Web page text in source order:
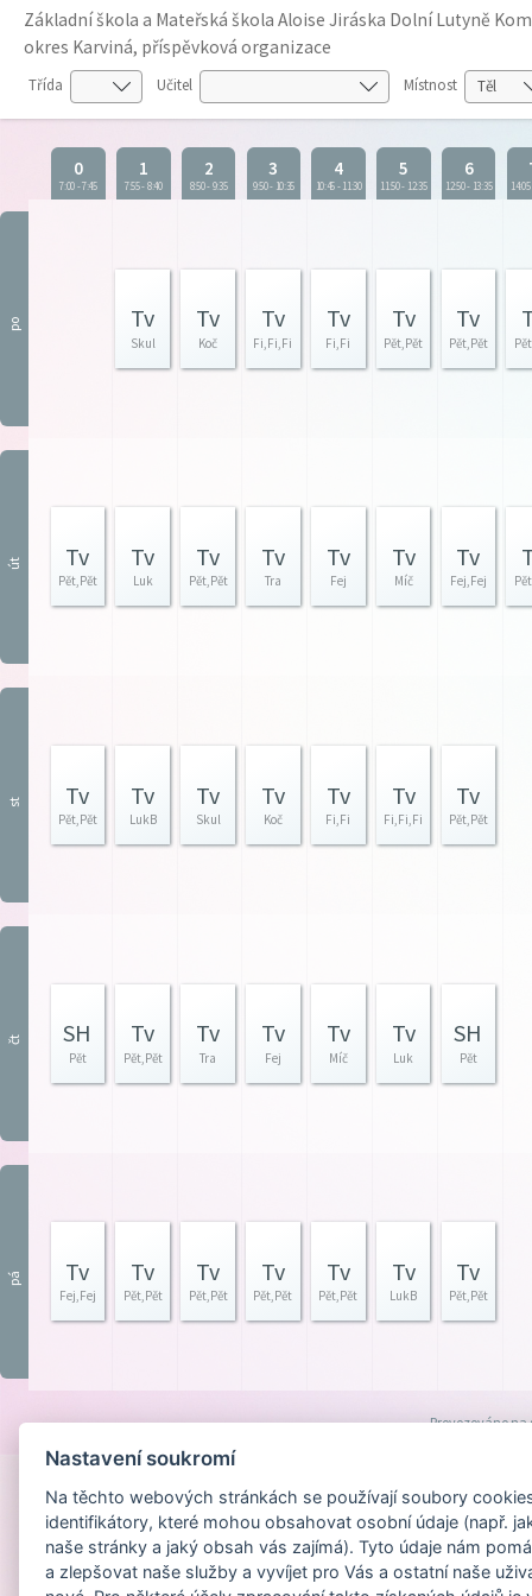
Základní škola a Mateřská škola Aloise Jiráska Dolní Lutyně
okres Karviná, příspěvková organizace
Třída Učitel Místnost
0
7:00-7:45
1
7:55-8:40
2
8:50-9:35
3
9:50- 10:35
4
10:45-11:30
5
11:50- 12:35
6
12:50- 13:35 14:05
po Tv
Skul
Tv
Koč
Tv
Fi,Fi,Fi
Tv
Fi,Fi
Tv
Pět,Pět
Tv
Pět,Pět
út Tv
Pět,Pět
Tv
Luk
Tv
Pět,Pět
Tv
Tra
Tv
Fej
Tv
Míč
Tv
Fej,Fej
st Tv
Pět,Pět
Tv
LukB
Tv
Skul
Tv
Koč
Tv
Fi,Fi
Tv
Fi,Fi,Fi
Tv
Pět,Pět
čt SH
Pět
Tv
Pět,Pět
Tv
Tra
Tv
Fej
Tv
Míč
Tv
Luk
SH
Pět
pá Tv
Fej,Fej
Tv
Pět,Pět
Tv
Pět,Pět
Tv
Pět,Pět
Tv
Pět,Pět
Tv
LukB
Tv
Pět,Pět
Provozováno na
Nastavení soukromí
Na těchto webových stránkách se používají soubory
identifikátory, které mohou obsahovat osobní údaje (např.
naše stránky a jaký obsah vás zajímá). Tyto údaje nám
a zlepšovat naše služby a vyvíjet pro Vás a ostatní naše